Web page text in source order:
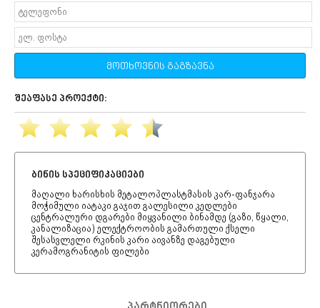
მოთხოვნის გაგზავნა
შეაფასე პროექტი:
ბინის სპეციფიკაციები
მაღალი ხარისხის მეტალოპლასტმასის კარ-ფანჯარა
მოჭიმული იატაკი გაჯით გალესილი კედლები
ცენტრალური დგარები მიყვანილი ბინამდე (გაზი, წყალი,
კანალიზაცია) ელექტროობის გამართული ქსელი
შესასვლელი რკინის კარი აივანზე დაგებული
კერამოგრანიტის ფილები